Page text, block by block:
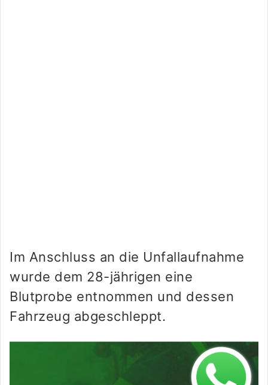
Im Anschluss an die Unfallaufnahme
wurde dem 28-jährigen eine
Blutprobe entnommen und dessen
Fahrzeug abgeschleppt.